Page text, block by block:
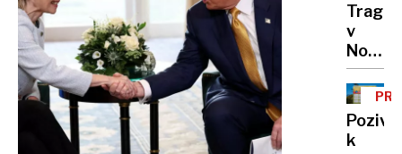
v
Novem
mestu:
ne
uboj,
ampak
Pozivi
k